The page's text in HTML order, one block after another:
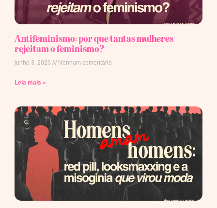
Antifeminismo: por que tantas mulheres
rejeitam o feminismo?
junho 3, 2026 Nenhum comentário
Leia mais »